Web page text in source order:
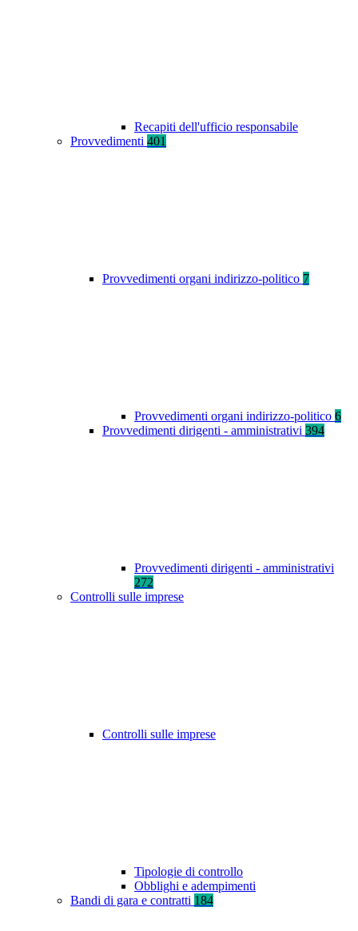
Recapiti dell'ufficio responsabile
Provvedimenti 401
Provvedimenti organi indirizzo-politico 7
Provvedimenti organi indirizzo-politico 6
Provvedimenti dirigenti - amministrativi 394
Provvedimenti dirigenti - amministrativi
272
Controlli sulle imprese
Controlli sulle imprese
Tipologie di controllo
Obblighi e adempimenti
Bandi di gara e contratti 184